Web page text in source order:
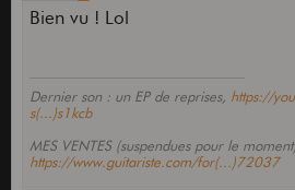
Bien vu ! Lol
Dernier son : un EP de reprises, https://
s(...)s1kcb
MES VENTES (suspendues pour le
https://www.guitariste.com/for(...)72037